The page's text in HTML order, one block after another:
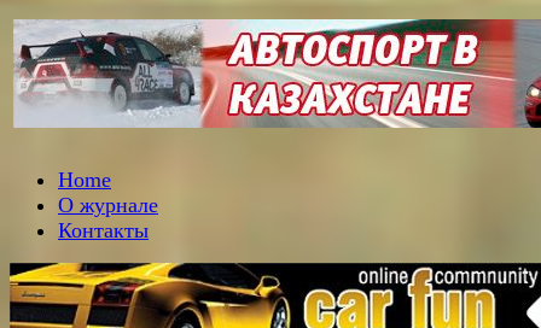
Home
О журнале
Контакты